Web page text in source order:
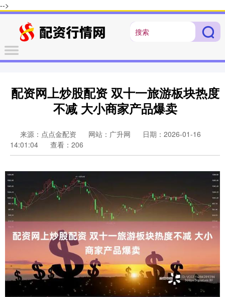
-->
配资网上炒股配资 双十一旅游板块热度
不减 大小商家产品爆卖
来源：点点金配资 网站：广升网
日期：2026-01-16
14:01:04
查看：206